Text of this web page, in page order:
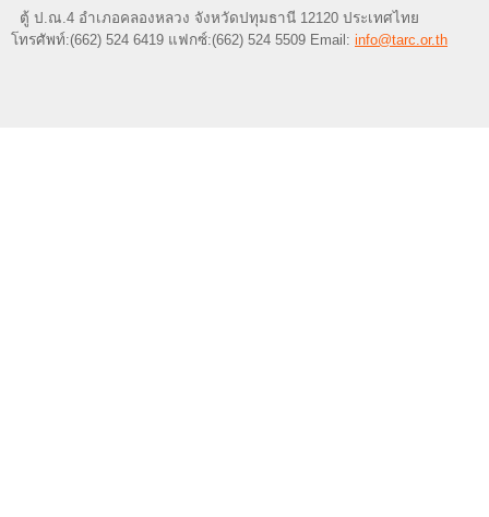
ตู้ ป.ณ.4 อำเภอคลองหลวง จังหวัดปทุมธานี 12120 ประเทศไทย
โทรศัพท์:(662) 524 6419 แฟกซ์:(662) 524 5509 Email: info@tarc.or.th